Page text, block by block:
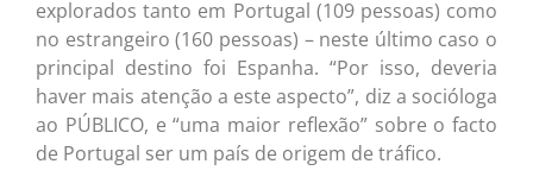
explorados tanto em Portugal (109 pessoas) como
no estrangeiro (160 pessoas) – neste último caso o
principal destino foi Espanha. “Por isso, deveria
haver mais atenção a este aspecto”, diz a socióloga
ao PÚBLICO, e “uma maior reflexão” sobre o facto
de Portugal ser um país de origem de tráfico.